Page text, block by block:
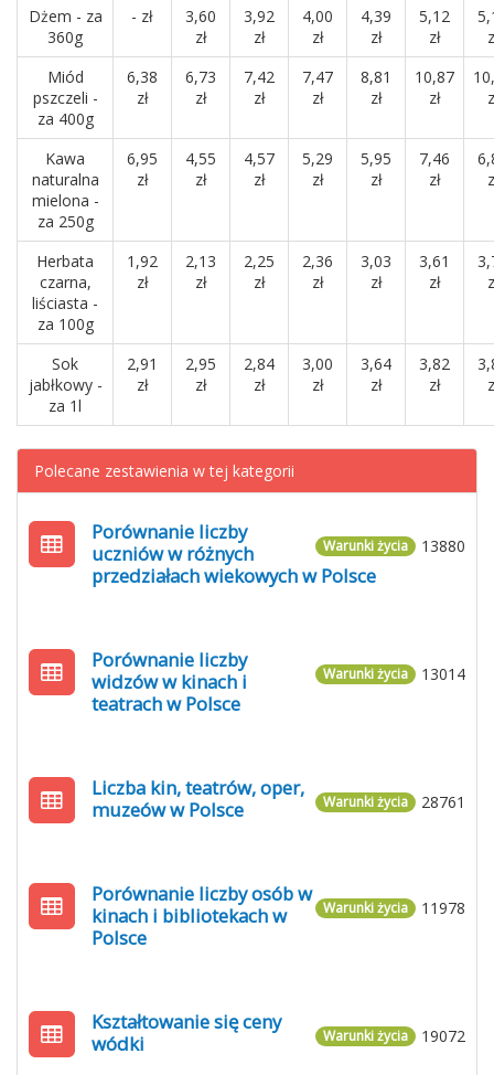
Dżem - za
360g
- zł
3,60
zł
3,92
zł
4,00
zł
4,39
zł
5,12
zł
Miód
pszczeli -
za 400g
6,38
zł
6,73
zł
7,42
zł
7,47
zł
8,81
zł
10,87
zł
Kawa
naturalna
mielona -
za 250g
6,95
zł
4,55
zł
4,57
zł
5,29
zł
5,95
zł
7,46
zł
Herbata
czarna,
liściasta -
za 100g
1,92
zł
2,13
zł
2,25
zł
2,36
zł
3,03
zł
3,61
zł
Sok
jabłkowy -
za 1l
2,91
zł
2,95
zł
2,84
zł
3,00
zł
3,64
zł
3,82
zł
Polecane zestawienia w tej kategorii
13880
Warunki życia
Porównanie liczby
uczniów w różnych
przedziałach wiekowych w Polsce
13014
Warunki życia
Porównanie liczby
widzów w kinach i
teatrach w Polsce
28761
Warunki życia
Liczba kin, teatrów, oper,
muzeów w Polsce
11978
Warunki życia
Porównanie liczby osób w
kinach i bibliotekach w
Polsce
19072
Warunki życia
Kształtowanie się ceny
wódki